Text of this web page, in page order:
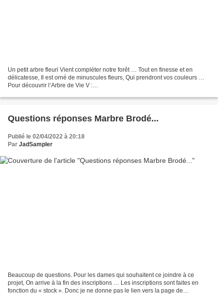
Un petit arbre fleuri Vient compléter notre forêt … Tout en finesse et en
délicatesse, Il est orné de minuscules fleurs, Qui prendront vos couleurs …
Pour découvrir l’Arbre de Vie V :
semaine...
Questions réponses Marbre Brodé...
Publié le 02/04/2022 à 20:18
Par JadSampler
Beaucoup de questions. Pour les dames qui souhaitent ce joindre à ce
projet, On arrive à la fin des inscriptions … Les inscriptions sont faites en
fonction du « stock ». Donc je ne donne pas le lien vers la page de